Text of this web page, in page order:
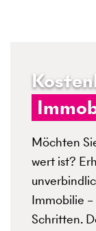
Möchten
wert ist?
Immobilie
Schritten.